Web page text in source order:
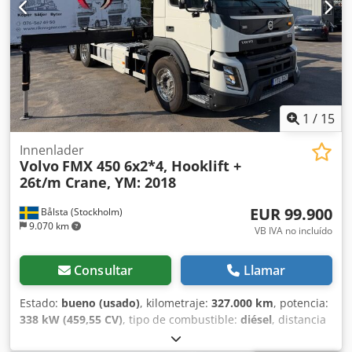
15.000 kg Carga útil: 18.000 kg MMA (masa máxima
autorizada): 33.000 kg Información financiera Precio:
Consultar = Información de la empresa = Dcodpfxjzr Eaqe
Ag Djk NOSOTROS PROVEMOS, USTEDES AVANZAN. Sin
límites. Van Vliet es el importador oficial de MAN Truck &
Bus SE para varios países africanos. Contamos con un
servicio posventa completo que incluye el suministro de
piezas y la formación (local).
1 / 15
Bålsta (Stockholm)
9.070 km
Innenlader
Volvo FMX 450 6x2*4, Hooklift +
26t/m Crane, YM: 2018
EUR 99.900
VB IVA no incluído
Consultar Llamar
Estado: bueno (usado), kilometraje: 327.000 km, potencia:
338 kW (459,55 CV), tipo de combustible: diésel, distancia
, combustible: